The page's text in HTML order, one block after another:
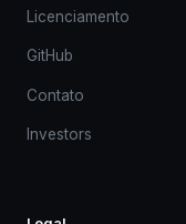
Licenciamento
GitHub
Contato
Investors